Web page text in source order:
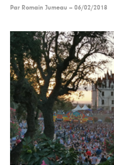
Par Romain Jumeau -- 06/02/2018